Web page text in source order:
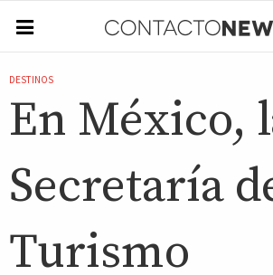
DESTINOS
En México,
Secretaría
Turismo